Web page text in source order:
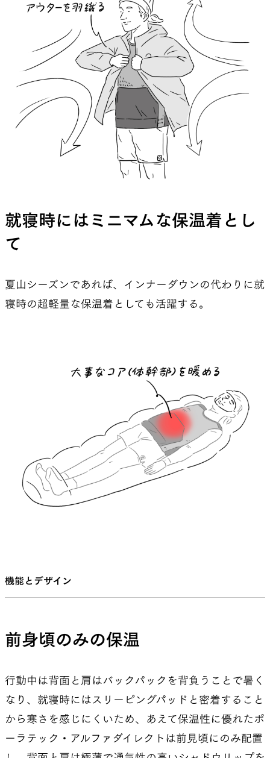
就寝時にはミニマムな保温着とし
て
夏山シーズンであれば、インナーダウンの代わりに就
寝時の超軽量な保温着としても活躍する。
機能とデザイン
前身頃のみの保温
行動中は背面と肩はバックパックを背負うことで暑く
なり、就寝時にはスリーピングパッドと密着すること
から寒さを感じにくいため、あえて保温性に優れたポ
ーラテック・アルファダイレクトは前見頃にのみ配置